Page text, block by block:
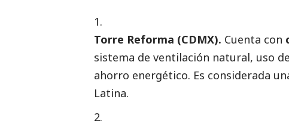
Torre Reforma (CDMX). Cuenta con
sistema de ventilación natural, uso
ahorro energético. Es considerada
Latina.